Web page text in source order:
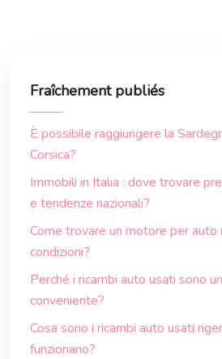
Fraîchement publiés
È possibile raggiungere la
Corsica?
Immobili in Italia : dove trovare
e tendenze nazionali?
Come trovare un motore per
condizioni?
Perché i ricambi auto usati sono
conveniente?
Cosa sono i ricambi auto usati
funzionano?